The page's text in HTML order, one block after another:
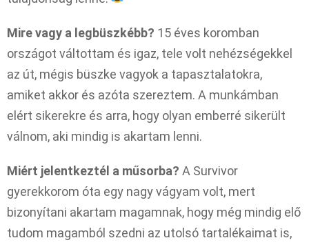
Mire vagy a legbüszkébb? 15 éves koromban
országot váltottam és igaz, tele volt nehézségekkel
az út, mégis büszke vagyok a tapasztalatokra,
amiket akkor és azóta szereztem. A munkámban
elért sikerekre és arra, hogy olyan emberré sikerült
válnom, aki mindig is akartam lenni.
Miért jelentkeztél a műsorba? A Survivor
gyerekkorom óta egy nagy vágyam volt, mert
bizonyítani akartam magamnak, hogy még mindig elő
tudom magamból szedni az utolsó tartalékaimat is,